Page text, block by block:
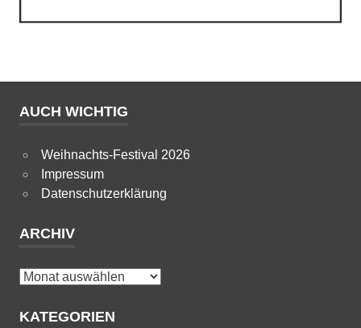
AUCH WICHTIG
Weihnachts-Festival 2026
Impressum
Datenschutzerklärung
ARCHIV
Archiv
KATEGORIEN